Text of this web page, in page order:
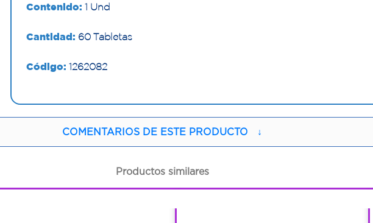
Contenido: 1 Und
Cantidad: 60 Tabletas
Código: 1262082
COMENTARIOS DE ESTE PRODUCTO ↓
Productos similares